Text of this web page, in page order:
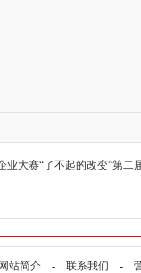
大赛“了不起的改变”第二
网站简介 - 联系我们 -